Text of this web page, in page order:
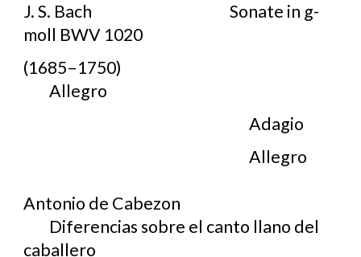
J. S. Bach
Sonate in g-
moll BWV 1020
(1685–1750)
Allegro
Adagio
Allegro
Antonio de Cabezon
Diferencias sobre el canto llano del
caballero